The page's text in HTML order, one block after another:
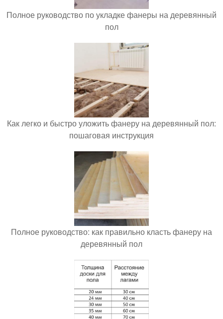
Полное руководство по укладке фанеры на деревянный
пол
Как легко и быстро уложить фанеру на деревянный пол:
пошаговая инструкция
Полное руководство: как правильно класть фанеру на
деревянный пол